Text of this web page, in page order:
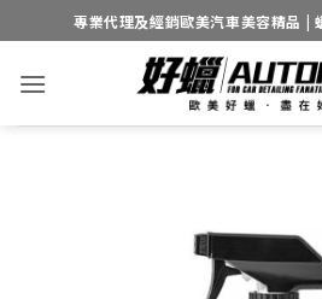
to
content
專業代理及經銷歐美汽車美容精品 |